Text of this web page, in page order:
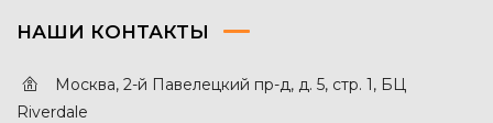
НАШИ КОНТАКТЫ
Москва, 2-й Павелецкий пр-д, д. 5, стр. 1, БЦ
Riverdale